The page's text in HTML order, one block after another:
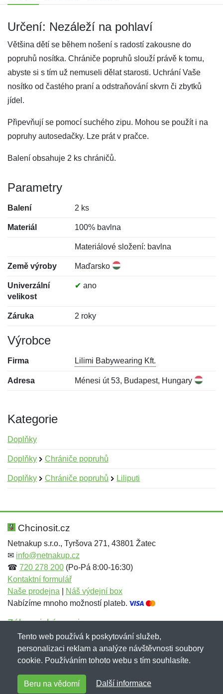
Určení: Nezáleží na pohlaví
Většina dětí se během nošení s radostí zakousne do
popruhů nosítka. Chrániče popruhů slouží právě k tomu,
abyste si s tím už nemuseli dělat starosti. Uchrání Vaše
nosítko od častého praní a odstraňování skvrn či zbytků
jídel.
Připevňují se pomocí suchého zipu. Mohou se použít i na
popruhy autosedačky. Lze prát v pračce.
Balení obsahuje 2 ks chráničů.
Parametry
Balení 2 ks
Materiál 100% bavlna
Materiálové složení: bavlna
Země výroby Maďarsko
Univerzální
velikost
✔ ano
Záruka 2 roky
Výrobce
Firma Lilimi Babywearing Kft.
Adresa Ménesi út 53, Budapest, Hungary
Kategorie
Doplňky
Doplňky Chrániče popruhů
Doplňky Chrániče popruhů Liliputi
Hodnocení:
Jméno: *
Zpráva*
Jméno:
E-mail:*
Chcinosit.cz
Netnakup s.r.o., Tyršova 271, 43801 Žatec
✉ info@netnakup.cz
☎ 720 278 200 (Po-Pá 8:00-16:30)
Kontaktní formulář
Naše prodejna
Náš výdejní box
Nabízíme mnoho možností plateb.
Zákaznický servis
Novinky emailem
Copyright © 2007-2026 (19 let s vámi)Netnakup.cz
Tento web používá k poskytování služeb,
personalizaci reklam a analýze návštěvnosti soubory
cookie. Používáním tohoto webu s tím souhlasíte.
Beru na vědomí Další informace